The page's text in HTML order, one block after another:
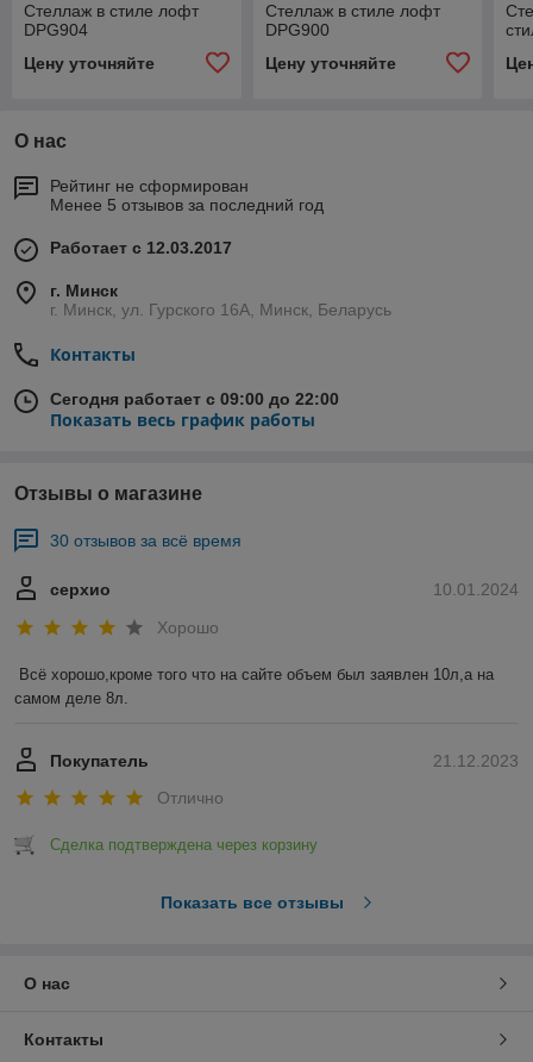
Стеллаж в стиле лофт
DPG904
Цену уточняйте
Стеллаж в стиле лофт
DPG900
Цену уточняйте
О нас
Рейтинг не сформирован
Менее 5 отзывов за последний год
Работает с 12.03.2017
г. Минск
г. Минск, ул. Гурского 16А, Минск, Беларусь
Контакты
Сегодня работает с 09:00 до 22:00
Показать весь график работы
Отзывы о магазине
30 отзывов за всё время
10.01.2024
серхио
Хорошо
Всё хорошо,кроме того что на сайте объем был заявлен 10л,а на
самом деле 8л.
21.12.2023
Покупатель
Отлично
Сделка подтверждена через корзину
Показать все отзывы
О нас
Контакты